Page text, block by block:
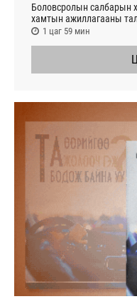
Боловсролын салбарын
хамтын ажиллагааны
1 цаг 59 мин